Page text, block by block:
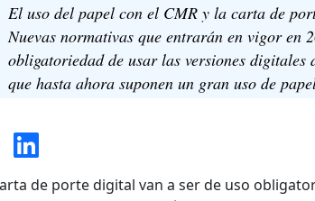
El uso del papel con el CMR y la carta de
Nuevas normativas que entrarán en vigor en
obligatoriedad de usar las versiones digitales
que hasta ahora suponen un gran uso de
de porte digital van a ser de uso